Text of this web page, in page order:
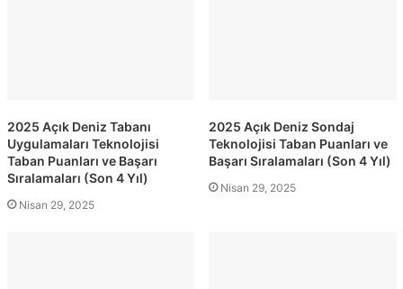
2025 Açık Deniz Tabanı
Uygulamaları Teknolojisi
Taban Puanları ve Başarı
Sıralamaları (Son 4 Yıl)
Nisan 29, 2025
2025 Açık Deniz Sondaj
Teknolojisi Taban Puanları ve
Başarı Sıralamaları (Son 4 Yıl)
Nisan 29, 2025